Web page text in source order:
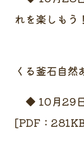
れを楽しも
主催
くる釜石自然
◆ 10月29
[PDF：
主催